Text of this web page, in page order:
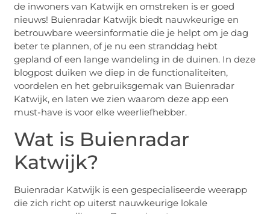
de inwoners van Katwijk en omstreken is er goed
nieuws! Buienradar Katwijk biedt nauwkeurige en
betrouwbare weersinformatie die je helpt om je dag
beter te plannen, of je nu een stranddag hebt
gepland of een lange wandeling in de duinen. In deze
blogpost duiken we diep in de functionaliteiten,
voordelen en het gebruiksgemak van Buienradar
Katwijk, en laten we zien waarom deze app een
must-have is voor elke weerliefhebber.
Wat is Buienradar
Katwijk?
Buienradar Katwijk is een gespecialiseerde weerapp
die zich richt op uiterst nauwkeurige lokale